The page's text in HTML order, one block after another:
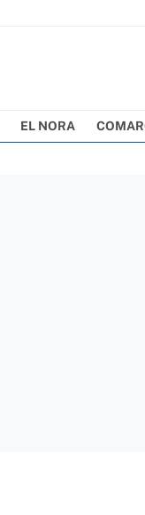
EL NORA